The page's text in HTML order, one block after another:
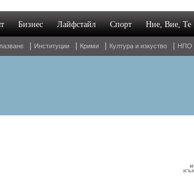
Бизнес Лайфстайл Спорт Ние, Вие, Те
| Институции | Крими | Култура и изкуство | НПО